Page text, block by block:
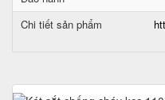
Chi tiết sản phẩm